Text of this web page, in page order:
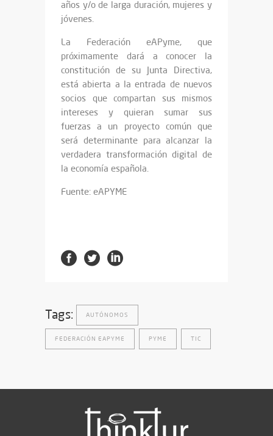
años y/o de larga duración, mujeres y
jóvenes.
La Federación eAPyme, que
próximamente dará a conocer la
constitución de su Junta Directiva,
está abierta a la entrada de nuevos
socios que compartan sus mismos
intereses y quieran sumar sus
fuerzas a un proyecto común que
será determinante para alcanzar la
verdadera transformación digital de
la economía española.
Fuente: eAPYME
Tags: AUTÓNOMOS
FEDERACIÓN EAPYME PYME TIC